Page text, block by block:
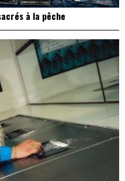
à la pêche